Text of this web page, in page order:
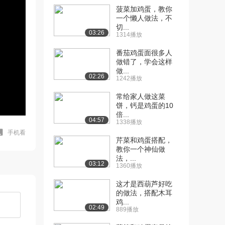
手机看
03:26
菠菜加鸡蛋，教你
一个懒人做法，不
切...
1314播放
02:26
番茄鸡蛋面很多人
做错了，学会这样
做...
1242播放
04:57
常给家人做这菜
饼，钙是鸡蛋的10
倍...
1338播放
03:12
芹菜和鸡蛋搭配，
教你一个神仙做
法，...
1360播放
02:49
这才是西葫芦好吃
的做法，搭配木耳
鸡...
889播放